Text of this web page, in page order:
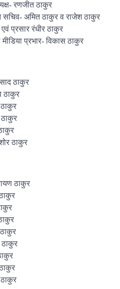
रणजीत ठाकुर
अमित ठाकुर व राजेश ठाकुर
प्रसार रंधीर ठाकुर
प्रभार- विकास ठाकुर
ठाकुर
ठाकुर
ठाकुर
ठाकुर
ठाकुर